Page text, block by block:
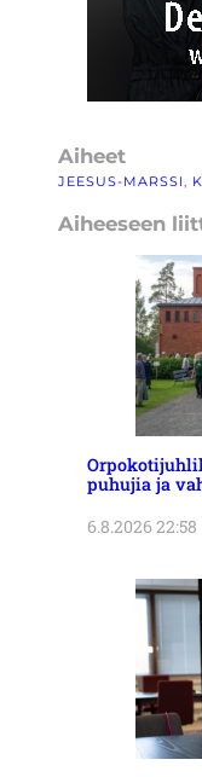
Aiheet
JEESUS-MARSSI,
Aiheeseen
puhujia ja
6.8.2026 22:58